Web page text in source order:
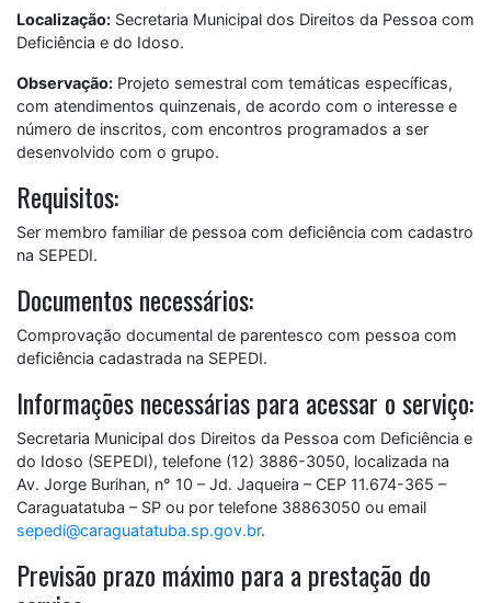
Localização: Secretaria Municipal dos Direitos da Pessoa com
Deficiência e do Idoso.
Observação: Projeto semestral com temáticas específicas,
com atendimentos quinzenais, de acordo com o interesse e
número de inscritos, com encontros programados a ser
desenvolvido com o grupo.
Requisitos:
Ser membro familiar de pessoa com deficiência com cadastro
na SEPEDI.
Documentos necessários:
Comprovação documental de parentesco com pessoa com
deficiência cadastrada na SEPEDI.
Informações necessárias para acessar o serviço:
Secretaria Municipal dos Direitos da Pessoa com Deficiência e
do Idoso (SEPEDI), telefone (12) 3886-3050, localizada na
Av. Jorge Burihan, n° 10 – Jd. Jaqueira – CEP 11.674-365 –
Caraguatatuba – SP ou por telefone 38863050 ou email
sepedi@caraguatatuba.sp.gov.br.
Previsão prazo máximo para a prestação do